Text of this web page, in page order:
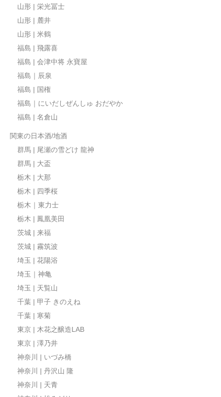
山形 | 栄光冨士
山形 | 麓井
山形 | 米鶴
福島 | 飛露喜
福島 | 会津中将 永寶屋
福島｜辰泉
福島 | 国権
福島｜にいだしぜんしゅ おだやか
福島 | 名倉山
関東の日本酒/地酒
群馬 | 尾瀬の雪どけ 龍神
群馬 | 大盃
栃木 | 大那
栃木 | 四季桜
栃木｜東力士
栃木 | 鳳凰美田
茨城 | 来福
茨城 | 霧筑波
埼玉 | 花陽浴
埼玉｜神亀
埼玉 | 天覧山
千葉 | 甲子 きのえね
千葉 | 寒菊
東京 | 木花之醸造LAB
東京 | 澤乃井
神奈川 | いづみ橋
神奈川 | 丹沢山 隆
神奈川 | 天青